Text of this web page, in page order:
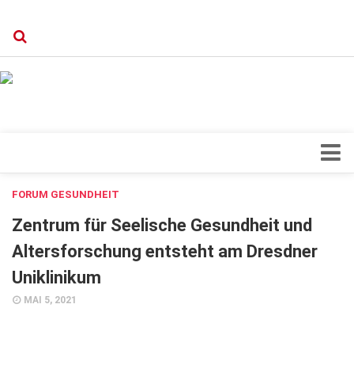
Blick ins Innere
Forschung
Herz & Kreislauf
Orthopädie
Schönheit & Wohlbefinden
FORUM GESUNDHEIT
Zentrum für Seelische Gesundheit und
Altersforschung entsteht am Dresdner
Uniklinikum
MAI 5, 2021